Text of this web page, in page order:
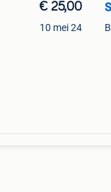
€ 25,00
10 mei 24